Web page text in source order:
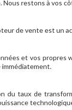
restons à vos
de vente est un
et vos propres
taux de